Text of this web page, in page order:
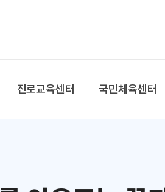
진로교육센터 국민체육센터